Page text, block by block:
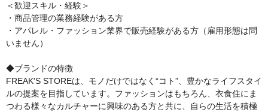
＜歓迎スキル・経験＞
・商品管理の業務経験がある方
・アパレル・ファッション業界で販売経験がある方（雇用形態は問
いません）
◆ブランドの特徴
FREAK'S STOREは、モノだけではなく“コト”、豊かなライフスタイ
ルの提案を目指しています。ファッションはもちろん、衣食住にま
つわる様々なカルチャーに興味のある方と共に、自らの生活を積極